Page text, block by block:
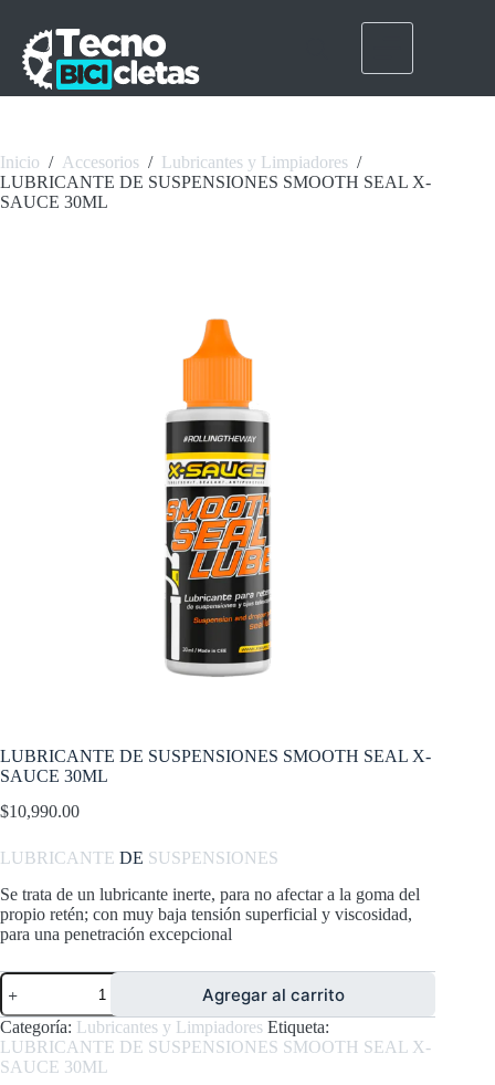
contenido
Inicio / Accesorios / Lubricantes y Limpiadores /
LUBRICANTE DE SUSPENSIONES SMOOTH SEAL X-
SAUCE 30ML
LUBRICANTE DE SUSPENSIONES SMOOTH SEAL X-
SAUCE 30ML
$10,990.00
LUBRICANTE DE SUSPENSIONES
Se trata de un lubricante inerte, para no afectar a la goma del
propio retén; con muy baja tensión superficial y viscosidad,
para una penetración excepcional
LUBRICANTE
DE
SUSPENSIONES
SMOOTH
SEAL
X-
Agregar al carrito
Categoría: Lubricantes y Limpiadores Etiqueta:
LUBRICANTE DE SUSPENSIONES SMOOTH SEAL X-
SAUCE 30ML